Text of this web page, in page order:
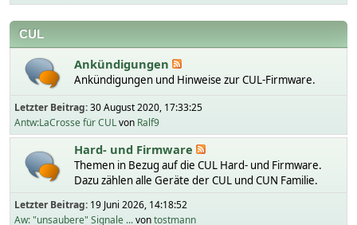
CUL
Ankündigungen
Ankündigungen und Hinweise zur CUL-Firmware.
Letzter Beitrag:30 August 2020, 17:33:25
Antw:LaCrosse für CULvon Ralf9
Hard- und Firmware
Themen in Bezug auf die CUL Hard- und Firmware.
Dazu zählen alle Geräte der CUL und CUN Familie.
Letzter Beitrag: 19 Juni 2026, 14:18:52
Aw: "unsaubere" Signale ...vontostmann